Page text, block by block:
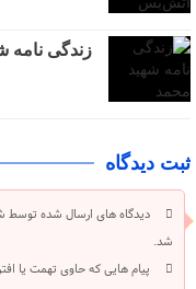
زندگی نامه
ثبت دیدگاه
دیدگاه های ارسال شده توسط
شد.
پیام هایی که حاوی تهمت یا